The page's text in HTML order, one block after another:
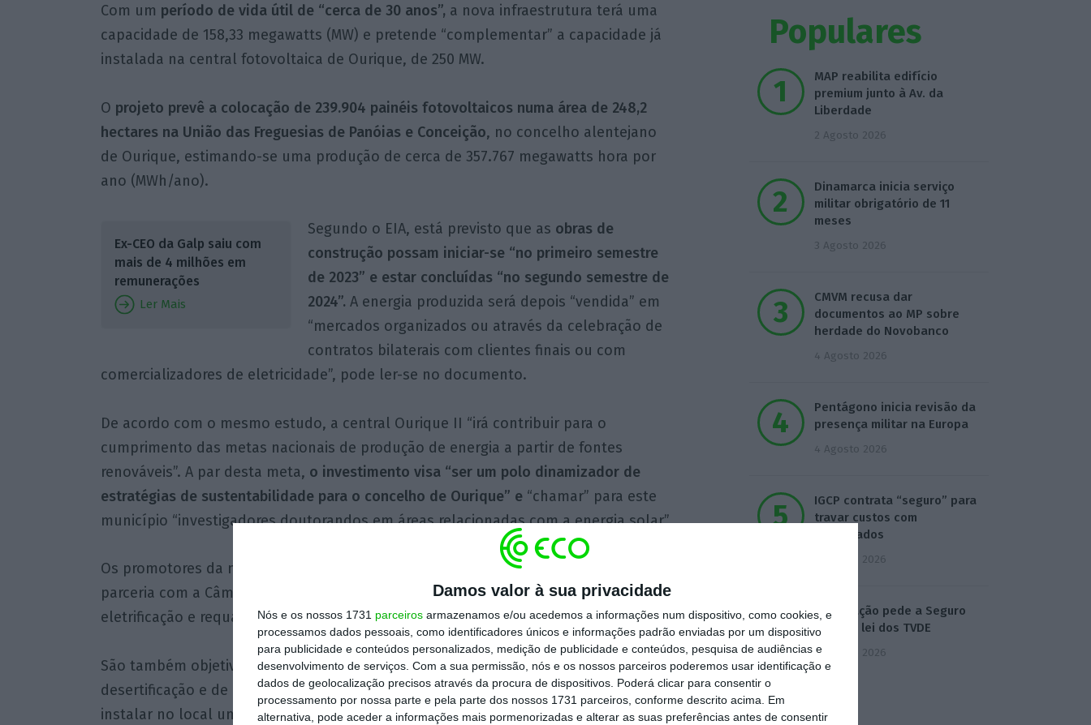
Damos valor à sua privacidade
Nós e os nossos 1731 parceiros armazenamos e/ou acedemos a informações num dispositivo, como cookies, e
processamos dados pessoais, como identificadores únicos e informações padrão enviadas por um dispositivo
para publicidade e conteúdos personalizados, medição de publicidade e conteúdos, pesquisa de audiências e
desenvolvimento de serviços. Com a sua permissão, nós e os nossos parceiros poderemos usar identificação e
dados de geolocalização precisos através da procura de dispositivos. Poderá clicar para consentir o
processamento por nossa parte e pela parte dos nossos 1731 parceiros, conforme descrito acima. Em
alternativa, pode aceder a informações mais pormenorizadas e alterar as suas preferências antes de consentir
Com um período de vida útil de “cerca de 30 anos”, a nova infraestrutura terá uma
capacidade de 158,33 megawatts (MW) e pretende “complementar” a capacidade já
instalada na central fotovoltaica de Ourique, de 250 MW.
O projeto prevê a colocação de 239.904 painéis fotovoltaicos numa área de 248,2
hectares na União das Freguesias de Panóias e Conceição, no concelho alentejano
de Ourique, estimando-se uma produção de cerca de 357.767 megawatts hora por
ano (MWh/ano).
Ex-CEO da Galp saiu com
mais de 4 milhões em
remunerações
Ler Mais
Segundo o EIA, está previsto que as obras de
construção possam iniciar-se “no primeiro semestre
de 2023” e estar concluídas “no segundo semestre de
2024”. A energia produzida será depois “vendida” em
“mercados organizados ou através da celebração de
contratos bilaterais com clientes finais ou com
comercializadores de eletricidade”, pode ler-se no documento.
De acordo com o mesmo estudo, a central Ourique II “irá contribuir para o
cumprimento das metas nacionais de produção de energia a partir de fontes
renováveis”. A par desta meta, o investimento visa “ser um polo dinamizador de
estratégias de sustentabilidade para o concelho de Ourique” e “chamar” para este
município “investigadores doutorandos em áreas relacionadas com a energia solar”.
Os promotores da nova infraestrutura ambicionam igualmente “dinamizar, em
parceria com a Câmara Municipal de Ourique, a estratégia regional de reativação,
eletrificação e requalificação” da linha ferroviária entre Beja e Funcheira.
São também objetivos do projeto da ISDC “viabilizar uma estratégia de combate à
desertificação e de incremento da capacidade de retenção da água da chuva” e
instalar no local um rebanho de 2.000 ovelhas campaniças, uma “raça local em vias
Populares
MAP reabilita edifício
premium junto à Av. da
Liberdade
2 Agosto 2026
Dinamarca inicia serviço
militar obrigatório de 11
meses
3 Agosto 2026
CMVM recusa dar
documentos ao MP sobre
herdade do Novobanco
4 Agosto 2026
Pentágono inicia revisão da
presença militar na Europa
4 Agosto 2026
IGCP contrata “seguro” para
travar custos com
Certificados
5 Agosto 2026
Associação pede a Seguro
veto da lei dos TVDE
5 Agosto 2026